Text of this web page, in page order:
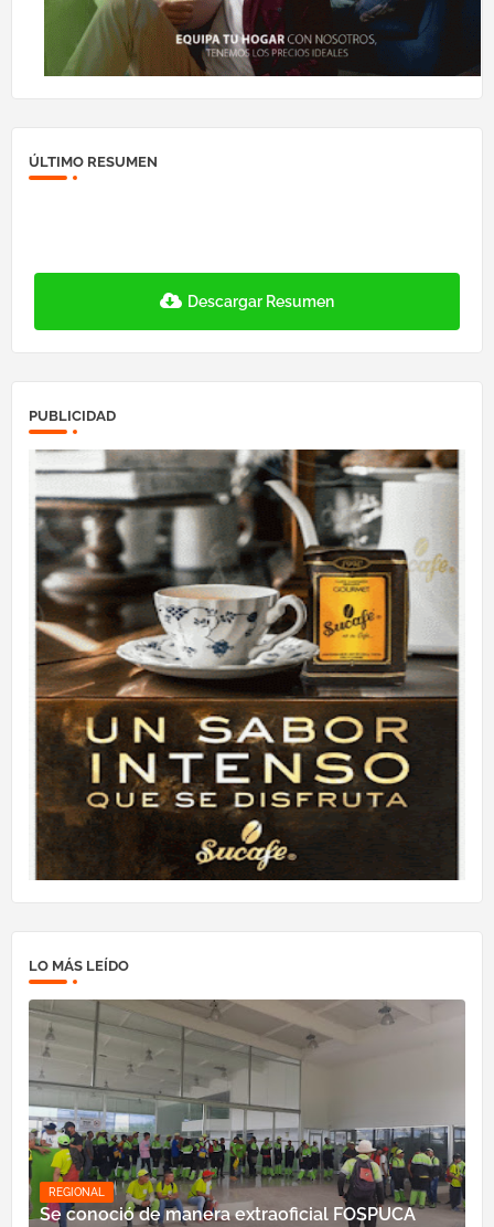
ÚLTIMO RESUMEN
Descargar Resumen
PUBLICIDAD
LO MÁS LEÍDO
REGIONAL
Se conoció de manera extraoficial FOSPUCA